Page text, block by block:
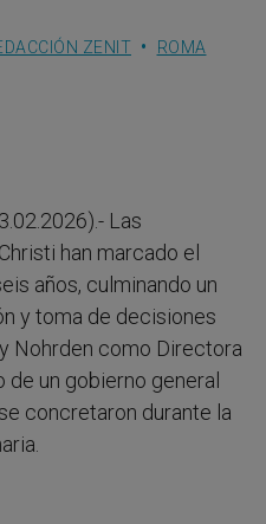
ZENIT ROMA
Las
han marcado el
años, culminando un
y toma de decisiones
Nohrden como Directora
un gobierno general
concretaron durante la